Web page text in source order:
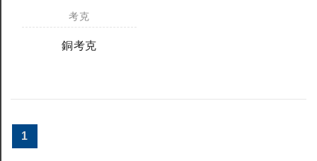
考克
銅考克
1